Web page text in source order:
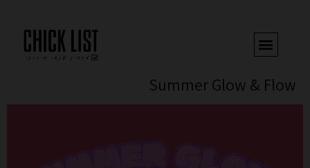
Summer Glow & Flow